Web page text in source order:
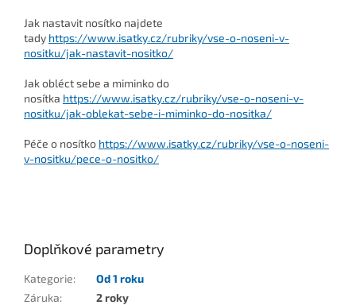
Jak nastavit nosítko najdete
tady https://www.isatky.cz/rubriky/vse-o-noseni-v-
nositku/jak-nastavit-nositko/
Jak obléct sebe a miminko do
nosítka https://www.isatky.cz/rubriky/vse-o-noseni-v-
nositku/jak-oblekat-sebe-i-miminko-do-nositka/
Péče o nosítko https://www.isatky.cz/rubriky/vse-o-noseni-
v-nositku/pece-o-nositko/
Doplňkové parametry
Kategorie:
Od 1 roku
Záruka:
2 roky